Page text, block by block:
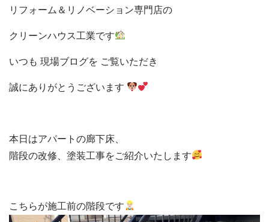
リフォーム＆リノベーション専門店の
クリーンハウス工業です
いつも 現場ブログを ご覧いただき
誠にありがとうございます
本日はアパートの廊下床、
階段の改修、塗装工事をご紹介いたします
こちらが施工前の階段です